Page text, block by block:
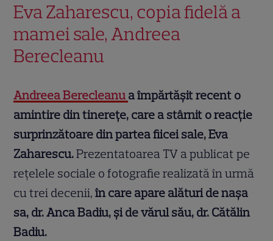
Eva Zaharescu, copia fidelă a
mamei sale, Andreea
Berecleanu
Andreea Berecleanu a împărtășit recent o
amintire din tinerețe, care a stârnit o reacție
surprinzătoare din partea fiicei sale, Eva
Zaharescu.Prezentatoarea TV a publicat pe
rețelele sociale o fotografie realizată în urmă
cu trei decenii,în care apare alături de nașa
sa, dr. Anca Badiu, și de vărul său, dr. Cătălin
Badiu.